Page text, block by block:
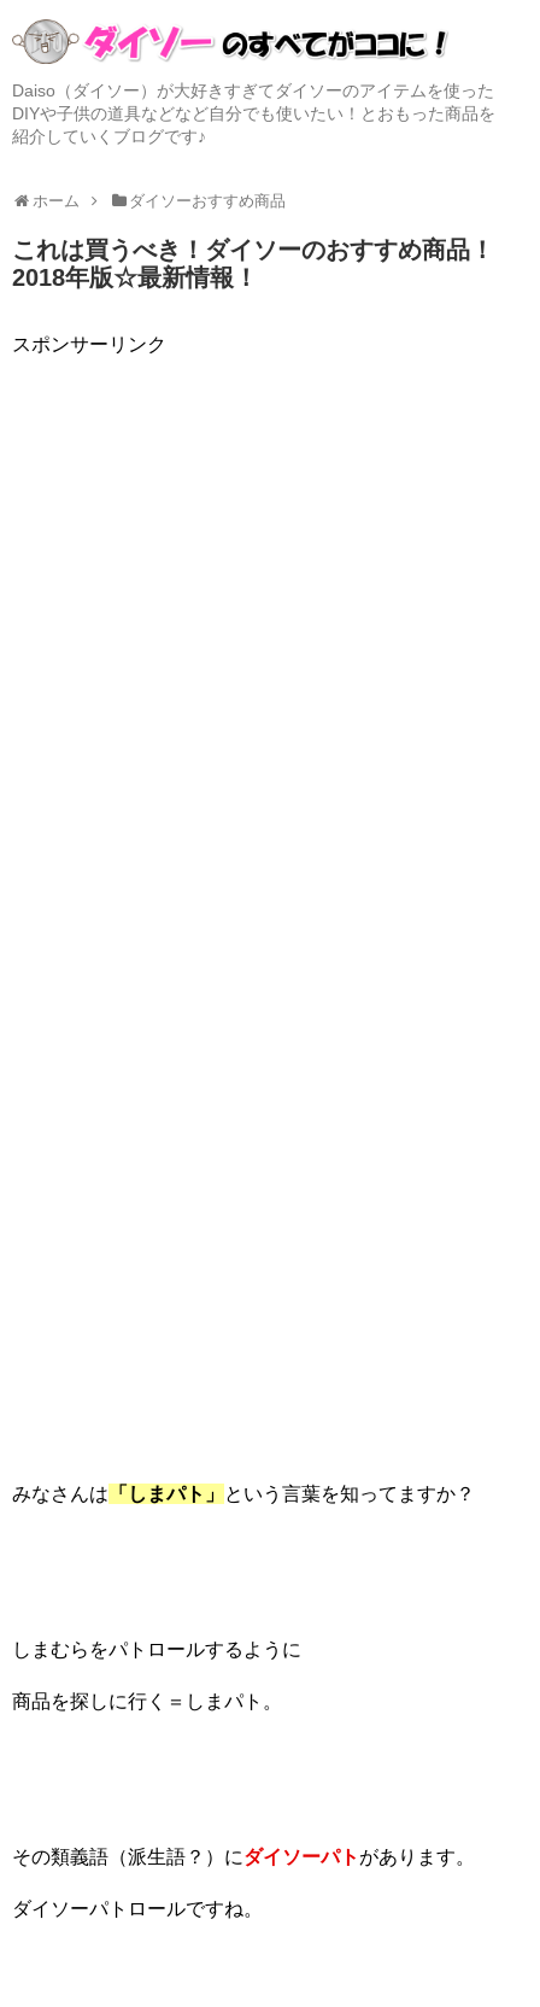
Daiso（ダイソー）が大好きすぎてダイソーのアイテムを使った
DIYや子供の道具などなど自分でも使いたい！とおもった商品を
紹介していくブログです♪
ホーム ダイソーおすすめ商品
これは買うべき！ダイソーのおすすめ商品！
2018年版☆最新情報！
スポンサーリンク
みなさんは 「しまパト」 という言葉を知ってますか？
しまむらをパトロールするように
商品を探しに行く＝しまパト。
その類義語（派生語？）にダイソーパト があります。
ダイソーパトロールですね。